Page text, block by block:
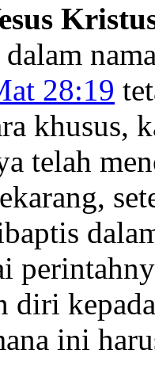
28:19
khusus,
telah
diri
ini